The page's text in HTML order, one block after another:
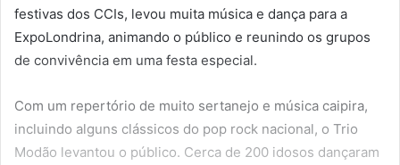
festivas dos CCIs, levou muita música e dança para a
ExpoLondrina, animando o público e reunindo os grupos
de convivência em uma festa especial.
Com um repertório de muito sertanejo e música caipira,
incluindo alguns clássicos do pop rock nacional, o Trio
Modão levantou o público. Cerca de 200 idosos dançaram